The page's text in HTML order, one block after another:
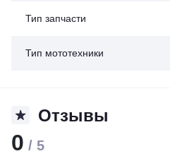
Тип запчасти
Тип мототехники
Отзывы
0 / 5